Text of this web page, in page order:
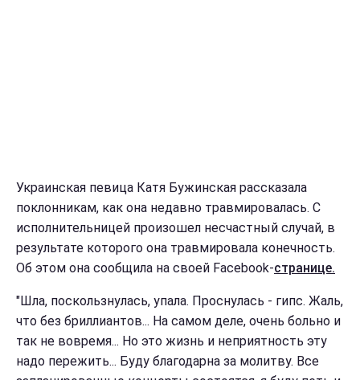
Украинская певица Катя Бужинская рассказала
поклонникам, как она недавно травмировалась. С
исполнительницей произошел несчастный случай, в
результате которого она травмировала конечность.
Об этом она сообщила на своей Facebook-странице.
"Шла, поскользнулась, упала. Проснулась - гипс. Жаль,
что без бриллиантов... На самом деле, очень больно и
так не вовремя... Но это жизнь и неприятность эту
надо пережить... Буду благодарна за молитву. Все